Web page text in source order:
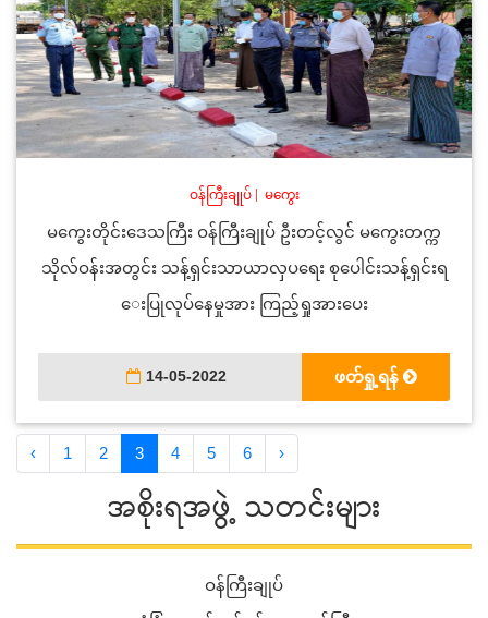
ဝန်ကြီးချုပ်| မကွေး
မကွေးတိုင်းဒေသကြီး ဝန်ကြီးချုပ် ဦးတင့်လွင် မကွေးတက္က
သိုလ်ဝန်းအတွင်း သန့်ရှင်းသာယာလှပရေး စုပေါင်းသန့်ရှင်းရ
ေးပြုလုပ်နေမှုအား ကြည့်ရှုအားပေး
14-05-2022 ဖတ်ရှု့ရန်
‹ 1 2 3 4 5 6 ›
အစိုးရအဖွဲ့ သတင်းများ
ဝန်ကြီးချုပ်